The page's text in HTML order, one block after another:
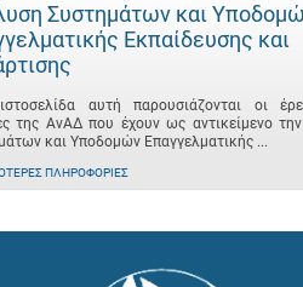
Συστημάτων και
Εκπαίδευσης και
αυτή παρουσιάζονται οι
της ΑνΑΔ που έχουν ως αντικείμενο
και Υποδομών Επαγγελματικής ...
ΠΛΗΡΟΦΟΡΊΕΣ